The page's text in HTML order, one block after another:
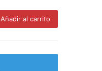
Añadir al carrito